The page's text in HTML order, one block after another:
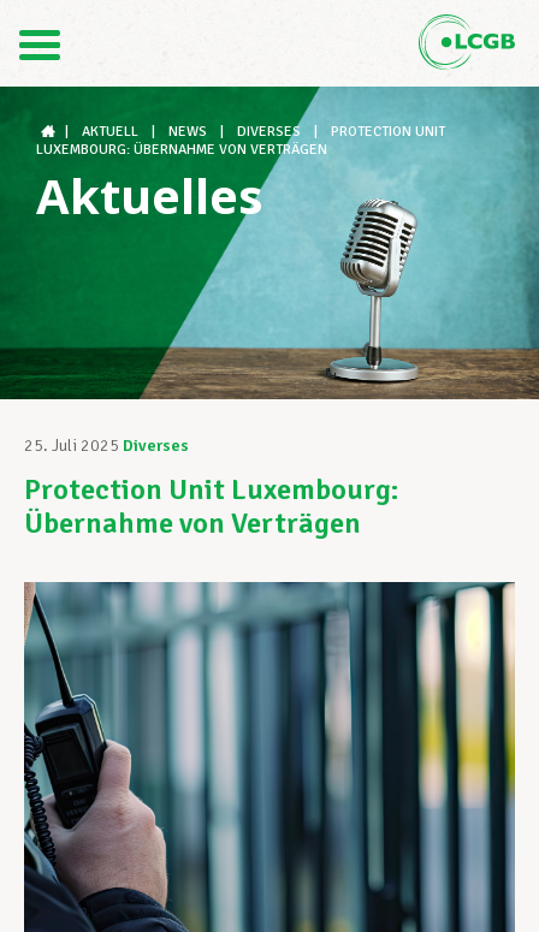
FR
Der LCGB
Gewerkschaftsstrukturen
Unterstützung im Arbeitsalltag
Ihre Rechte
Unterstützung im Privatleben
Berufliche Weiterentwicklung
Mitglied werden
Aktuell
AKTUELL NEWS DIVERSES
PROTECTION UNIT
LUXEMBOURG: ÜBERNAHME VON VERTRÄGEN
Aktuelles
25. Juli 2025 Diverses
Protection Unit Luxembourg:
Übernahme von Verträgen